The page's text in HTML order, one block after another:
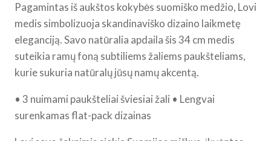
Žaliais
Paukšteliais
34
cm
-
|
Lovi
Pagamintas iš aukštos kokybės suomiško medžio, Lovi
medis simbolizuoja skandinaviško dizaino laikmetę
eleganciją. Savo natūralia apdaila šis 34 cm medis
suteikia ramų foną subtiliems žaliems paukšteliams,
kurie sukuria natūralų jūsų namų akcentą.
• 3 nuimami paukšteliai šviesiai žali • Lengvai
surenkamas flat-pack dizainas